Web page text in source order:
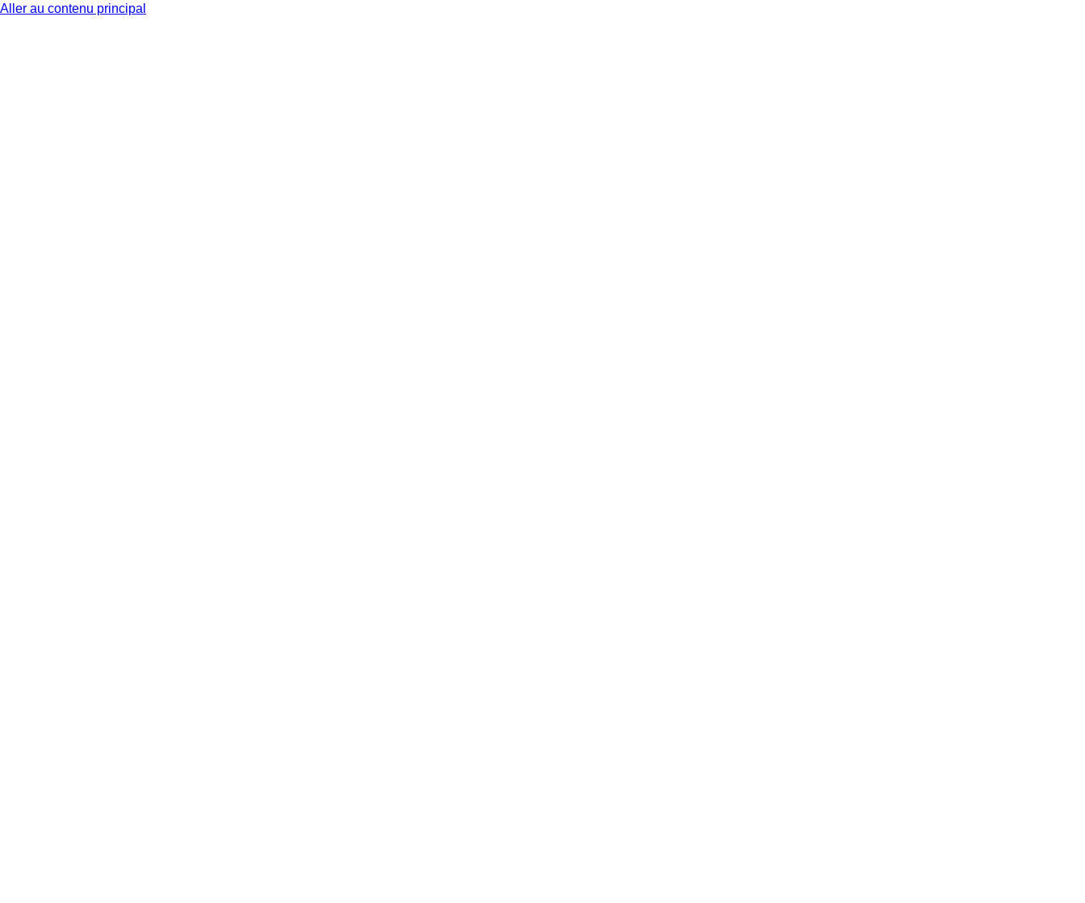
Aller au contenu principal